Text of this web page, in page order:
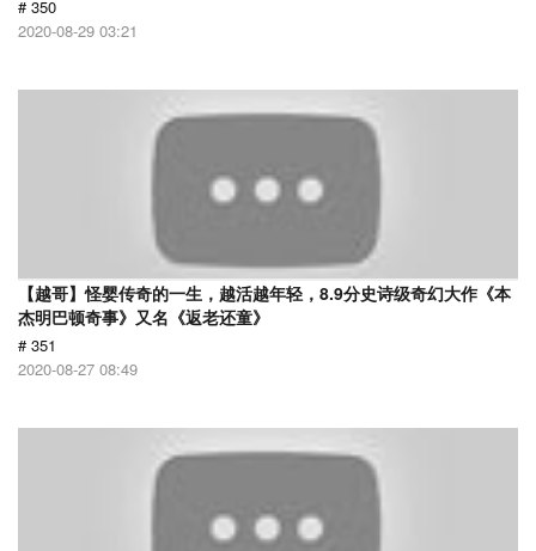
# 350
2020-08-29 03:21
【越哥】怪婴传奇的一生，越活越年轻，8.9分史诗级奇幻大作《本
杰明巴顿奇事》又名《返老还童》
# 351
2020-08-27 08:49